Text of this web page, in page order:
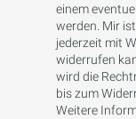
einem
werden. Mir
jederzeit mit
widerrufen
wird die
bis zum
Weitere